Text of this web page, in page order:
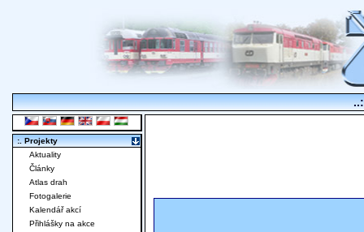
:. Projekty
Aktuality
Články
Atlas drah
Fotogalerie
Kalendář akcí
Přihlášky na akce